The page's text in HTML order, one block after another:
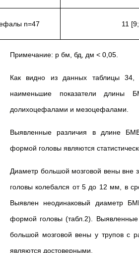
n=47 11
Примечание: р бм, бд, дм < 0,05.
Как видно из данных таблицы
наименьшие показатели длины
долихоцефалами и мезоцефалами.
Выявленные различия в длине
формой головы являются
Диаметр большой мозговой вены вне
головы колебался от 5 до 12 мм, в
Выявлен неодинаковый диаметр
формой головы (табл.2).
большой мозговой вены у трупов с
являются достоверными.